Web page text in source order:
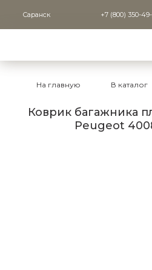
Саранск +7 (800) 350-
На главную В каталог
Коврик багажника
Peugeot